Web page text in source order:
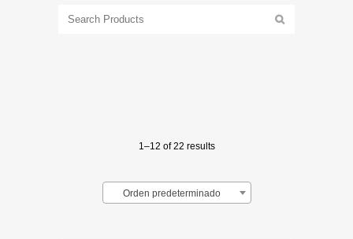
1–12 of 22 results
Orden predeterminado